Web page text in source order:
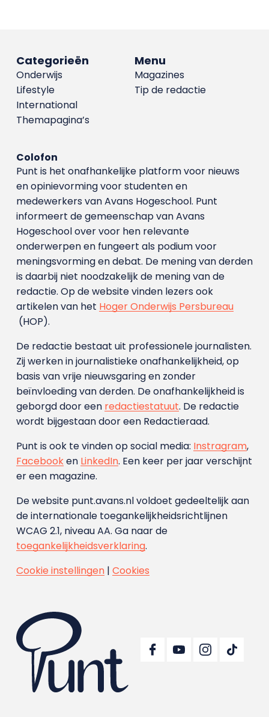
Menu
Magazines
Tip de redactie
Categorieën
Onderwijs
Lifestyle
International
Themapagina’s
Colofon
Punt is het onafhankelijke platform voor nieuws
en opinievorming voor studenten en
medewerkers van Avans Hoge­school. Punt
informeert de gemeenschap van Avans
Hogeschool over voor hen relevante
onderwerpen en fungeert als podium voor
meningsvorming en debat. De mening van derden
is daarbij niet noodzakelijk de mening van de
redactie. Op de website vinden lezers ook
artikelen van het Hoger Onderwijs Persbureau
(HOP).
De redactie bestaat uit professionele journalisten.
Zij werken in journalistieke onafhankelijkheid, op
basis van vrije nieuwsgaring en zonder
beïnvloeding van derden. De onafhankelijkheid is
geborgd door een redactiestatuut. De redactie
wordt bijgestaan door een Redactieraad.
Punt is ook te vinden op social media: Instragram,
Facebooken LinkedIn. Een keer per jaar verschijnt
er een magazine.
De website punt.avans.nl voldoet gedeeltelijk aan
de internationale toegankelijkheidsrichtlijnen
WCAG 2.1, niveau AA. Ga naar de
toegankelijkheidsverklaring.
Cookie instellingen| Cookies